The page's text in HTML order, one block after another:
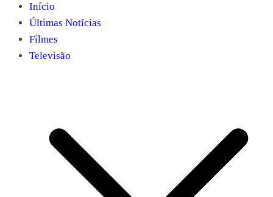
Início
Últimas Notícias
Filmes
Televisão